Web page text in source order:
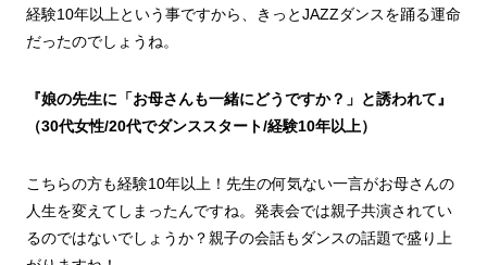
経験10年以上という事ですから、きっとJAZZダンスを踊る運命
だったのでしょうね。
『娘の先生に「お母さんも一緒にどうですか？」と誘われて』
（30代女性/20代でダンススタート/経験10年以上）
こちらの方も経験10年以上！先生の何気ない一言がお母さんの
人生を変えてしまったんですね。発表会では親子共演されてい
るのではないでしょうか？親子の会話もダンスの話題で盛り上